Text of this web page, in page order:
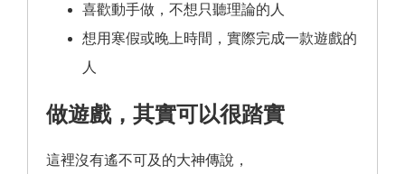
喜歡動手做，不想只聽理論的人
想用寒假或晚上時間，實際完成一款遊戲的
人
做遊戲，其實可以很踏實
這裡沒有遙不可及的大神傳說，